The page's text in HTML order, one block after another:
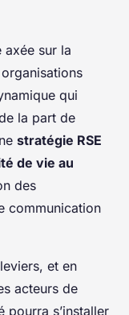
axée sur la
qui
la part de
stratégie RSE
de vie au
des
communication
et en
acteurs de
pourra s’installer